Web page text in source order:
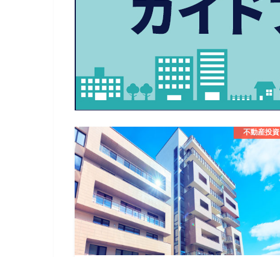
不動産投資